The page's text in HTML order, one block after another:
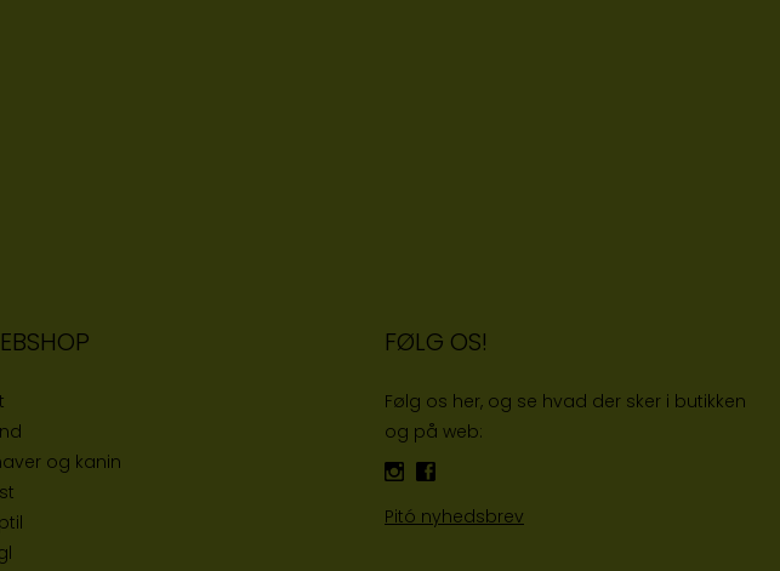
og kanin
FØLG OS!
Følg os her, og se hvad der sker i butikken
og på web:
Pitó nyhedsbrev